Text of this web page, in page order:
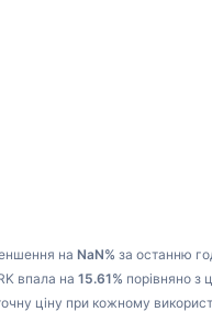
на NaN% за останню
впала на 15.61% порівняно з
ціну при кожному